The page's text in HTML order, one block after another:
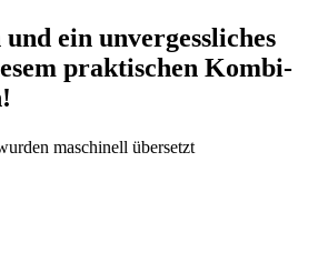
ein unvergessliches
praktischen Kombi-
maschinell übersetzt